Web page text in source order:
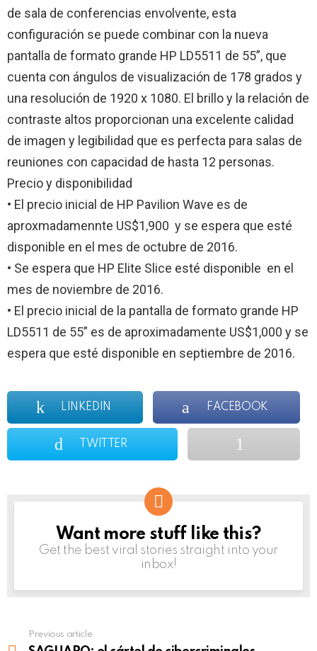
de sala de conferencias envolvente, esta
configuración se puede combinar con la nueva
pantalla de formato grande HP LD5511 de 55”, que
cuenta con ángulos de visualización de 178 grados y
una resolución de 1920 x 1080. El brillo y la relación de
contraste altos proporcionan una excelente calidad
de imagen y legibilidad que es perfecta para salas de
reuniones con capacidad de hasta 12 personas.
Precio y disponibilidad
• El precio inicial de HP Pavilion Wave es de
aproxmadamennte US$1,900 y se espera que esté
disponible en el mes de octubre de 2016.
• Se espera que HP Elite Slice esté disponible en el
mes de noviembre de 2016.
• El precio inicial de la pantalla de formato grande HP
LD5511 de 55” es de aproximadamente US$1,000 y se
espera que esté disponible en septiembre de 2016.
LINKEDIN FACEBOOK
TWITTER
NEWSLETTER
Want more stuff like this?
Get the best viral stories straight into your
inbox!
Previous article